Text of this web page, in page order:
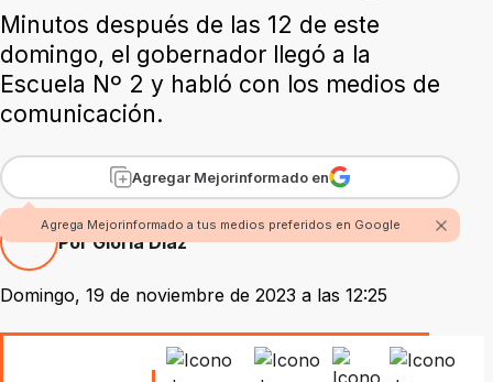
Minutos después de las 12 de este
domingo, el gobernador llegó a la
Escuela Nº 2 y habló con los medios de
comunicación.
Agregar Mejorinformado en
Agrega Mejorinformado a tus medios preferidos en Google
Por Gloria Díaz
Domingo, 19 de noviembre de 2023 a las 12:25